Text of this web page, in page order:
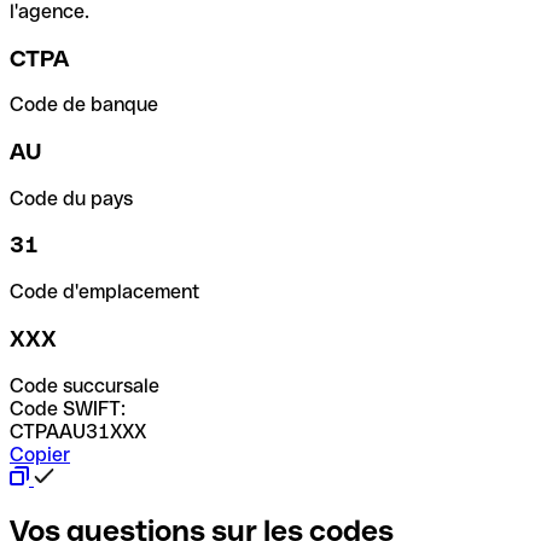
l'agence.
CTPA
Code de banque
AU
Code du pays
31
Code d'emplacement
XXX
Code succursale
Code SWIFT:
CTPAAU31XXX
Copier
Vos questions sur les codes